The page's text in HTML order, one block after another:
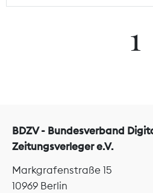
1
BDZV - Bundesverband
Zeitungsverleger e.V.
Markgrafenstraße 15
10969 Berlin